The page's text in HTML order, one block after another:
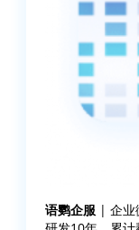
语鹦企服 | 企业